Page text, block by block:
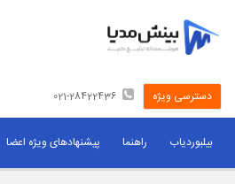
دسترسی ویژه 021-28422436
قیمت بیلبورد
بیلبوردیاب راهنما پیشنهادهای ویژه اعضا